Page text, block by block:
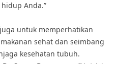
Anda.”
untuk memperhatikan
sehat dan seimbang
kesehatan tubuh.